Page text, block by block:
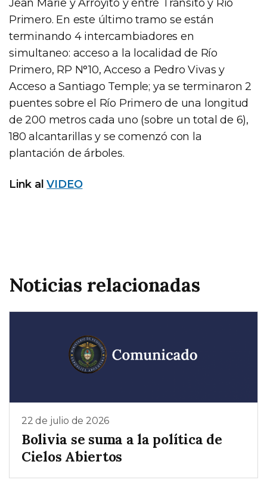
Jean Marie y Arroyito y entre Tránsito y Río
Primero. En este último tramo se están
terminando 4 intercambiadores en
simultaneo: acceso a la localidad de Río
Primero, RP N°10, Acceso a Pedro Vivas y
Acceso a Santiago Temple; ya se terminaron 2
puentes sobre el Río Primero de una longitud
de 200 metros cada uno (sobre un total de 6),
180 alcantarillas y se comenzó con la
plantación de árboles.
Link alVIDEO
Noticias relacionadas
22 de julio de 2026
Bolivia se suma a la política de
Cielos Abiertos